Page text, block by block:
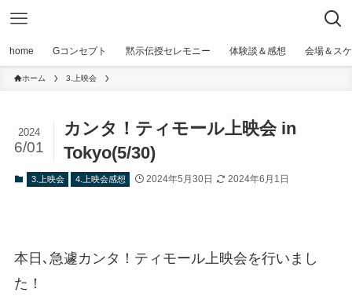
home Gコンセプト 黙示伝授セレモニー 体験談＆感想 会場＆ス
ホーム 3.上映会
カンタ！ティモール上映会 in
Tokyo(5/30)
2024
6/01
3.上映会 4.上映会感想 2024年5月30日 2024年6月1日
本日､急遽カンタ！ティモール上映会を行いまし
た！